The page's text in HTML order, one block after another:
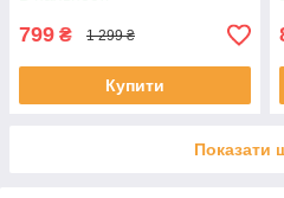
799 ₴ 1 299 ₴
Купити
Показати